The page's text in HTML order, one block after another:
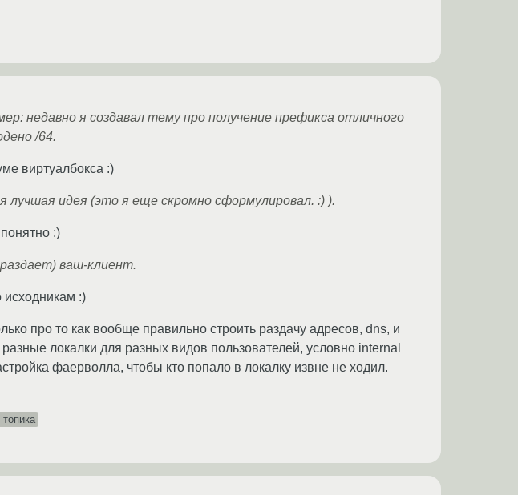
недавно я создавал тему про получение префикса отличного
/64.
виртуалбокса :)
лучшая идея (это я еще скромно сформулировал. :) ).
:)
раздает) ваш-клиент.
исходникам :)
про то как вообще правильно строить раздачу адресов, dns, и
локалки для разных видов пользователей, условно internal
фаерволла, чтобы кто попало в локалку извне не ходил.
топика